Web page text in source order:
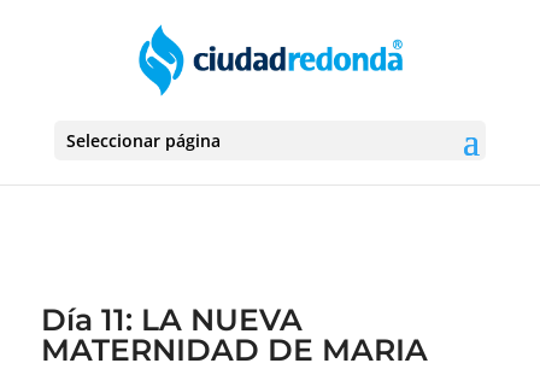
Seleccionar página
Día 11: LA NUEVA
MATERNIDAD DE MARIA